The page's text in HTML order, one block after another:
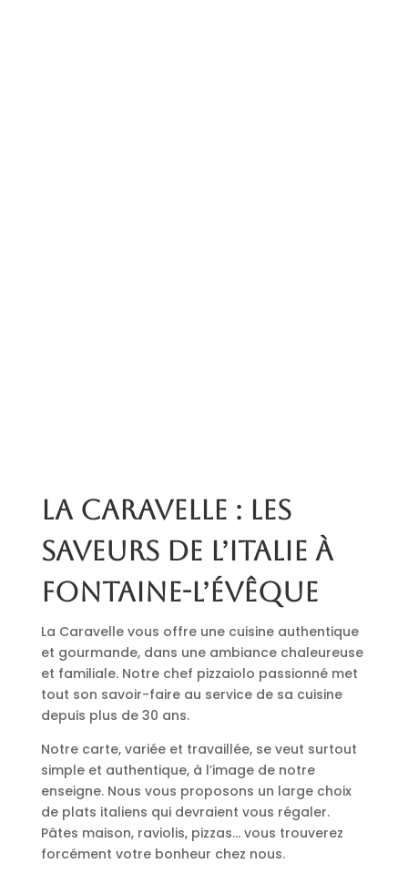
La Caravelle : les
saveurs de l’Italie à
Fontaine-l’Évêque
La Caravelle vous offre une cuisine authentique
et gourmande, dans une ambiance chaleureuse
et familiale. Notre chef pizzaiolo passionné met
tout son savoir-faire au service de sa cuisine
depuis plus de 30 ans.
Notre carte, variée et travaillée, se veut surtout
simple et authentique, à l’image de notre
enseigne. Nous vous proposons un large choix
de plats italiens qui devraient vous régaler.
Pâtes maison, raviolis, pizzas… vous trouverez
forcément votre bonheur chez nous.